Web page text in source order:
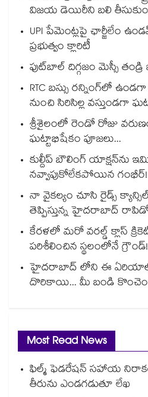
విజయ డెయిరీని బలి
UPI పేమెంట్లపై ఛార్జీలేం
ప్రభుత్వం క్లారిటీ
ఫుట్‎బాల్ దిగ్గజం మెస్సీ తండ్రి
RTC బస్సు రన్నింగ్⁫లో
నుంచి సిరిసిల్ల వస్తుండగా
శ్రీశైలంలో రెండో రోజు
ఘట్టాభిషేకం పూజలు...
కుల్దీప్ బౌలింగ్ యాక్షన్‌ను
నవ్వాపుకోలేకపోయిన గంభీర్!
నా వైకల్యం చూసి రైడ్స్ క్యాన్సిల్
తెప్పిస్తున్న హైదరాబాద్
కేరళలో మరో వరల్డ్ క్లాస్
పరిశీలించిన స్థలంలోనే గ్రౌండ్!
హైదరాబాద్ లోని ఈ
దొరికాయి... మీ బండి కొంచెం
Most Read News
ఫిల్మ్ ఫెడరేషన్ సహాయ
తీరును ఎండగడుతూ లేఖ